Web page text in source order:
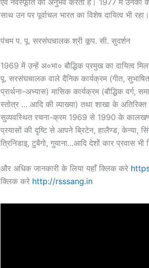
साथ उन पर पूर्वाचल भारत का विशेष दायित्व भी
पंचम प. पू. सरसंघचालक श्री कूप. सी. सुदर्शन
1969 में उन्हें अ०भा० बौद्धिक प्रमुख का दायित्व
पू. सरसंघचालक वाले दैनिक कार्यक्रम (गीत,
प्रार्थना–अभ्यास) मासिक कार्यक्रम (बौद्धिक वर्ग,
स्तोत्र … आदि की व्याख्या) तथा शाखा के
सुव्यवस्थित रचना-क्रम 1969 से 1990 के
प्रयासों की दृष्टि से आपने ब्रिटेन, हालैण्ड, केन्या,
त्रिनिडाइ, टुबैगो, गुयाना…आदि देशों कार प्रवास भी
और अधिक जानकारी के लिया यहाँ क्लिक करे
क्लिक करे http://rsssang.in